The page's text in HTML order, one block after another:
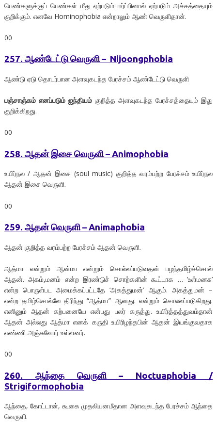
பெண்களுக்குப் பெண்கள் மீது ஏற்படும் ஈர்ப்பினால் ஏற்படும் அச்சத்தையும்
குறிக்கும். எனவே Hominophobia என்றாலும் ஆண் வெருளிதான்.
00
257. ஆண்டேட்டு வெருளி – Nijoongphobia
ஆண்டு ஏடு தொடர்பான அளவுகடந்த பேரச்சம் ஆண்டேட்டு வெருளி
பஞ்சாஞ்கம் எனப்படும் ஐந்தியம்குறித்த அளவுகடந்த பேரச்சத்தையும் இது
குறிக்கிறது.
00
258. ஆதன் இசை வெருளி – Animophobia
உயிர்நல / ஆதன் இசை (soul music) குறித்த வரம்பற்ற பேரச்சம் உயிர்நல
ஆதன் இசை வெருளி.
00
259. ஆதன் வெருளி – Animaphobia
ஆதன் குறித்த வரம்பற்ற பேரச்சம் ஆதன் வெருளி.
ஆத்மா என்றும் ஆன்மா என்றும் சொல்லப்படுவதன் பழந்தமிழ்ச்சொல்
ஆதன். அகம்,மனம் என்ற இரண்டுச் சொற்களின் கூட்டாக … ‘உள்மனசு’
என்ற பொருள்பட அமைக்கப்பட்டதே ‘அகத்துமன்’ ஆகும். அகத்துமன் –
என்ற தமிழ்சொல்லே திரிந்து “ஆத்மா” ஆனது. என்றும் சொலலப்படுகிறது.
எனினும் ஆதன் கற்பனையே என்பது பலர் கருத்து. உயிர்த்தத்துவம்தான்
ஆதன் அல்லது ஆத்மா எனக் கருதி உயிரிழந்தபின் ஆதன் இயங்குவதாக
எண்ணி அஞ்சுவோர் உள்ளனர்.
00
260. ஆந்தை வெருளி – Noctuaphobia /
Strigiformophobia
ஆந்தை, கோட்டான், கூகை முதலியனமீதான அளவுகடந்த பேரச்சம் ஆந்தை
வெருளி.